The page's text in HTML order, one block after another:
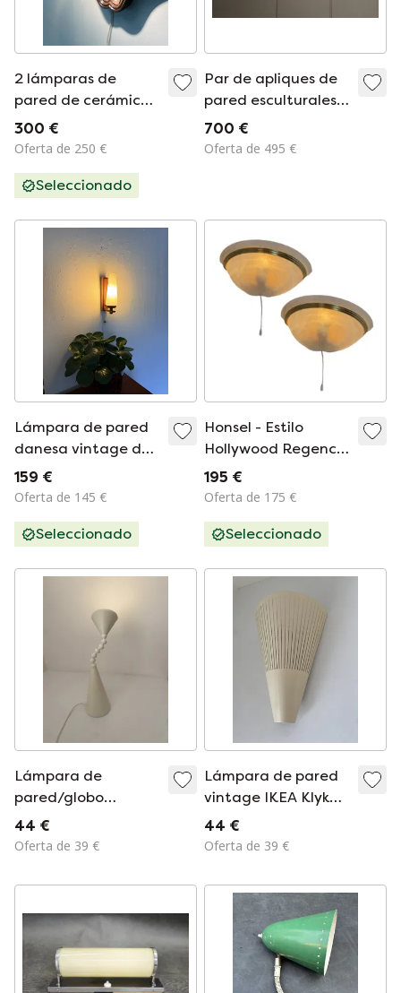
2 lámparas de
pared de cerámica
de lava gruesa
300 €
Oferta de 250 €
Seleccionado
Par de apliques de
pared esculturales
franceses de
mediados de siglo,
700 €
Oferta de 495 €
Lámpara de pared
danesa vintage de
teca de los años 60.
159 €
Oferta de 145 €
Seleccionado
Honsel - Estilo
Hollywood Regency
/ estilo Art Déco -
Aplique de pared -
unidades - Cristal
195 €
Oferta de 175 €
Seleccionado
Lámpara de
pared/globo
vintage Herda –
Blanco/Blanco roto
espacial
44 €
Oferta de 39 €
Lámpara de pared
vintage IKEA Klyka
V9811, diseño
escandinavo,
44 €
Oferta de 39 €